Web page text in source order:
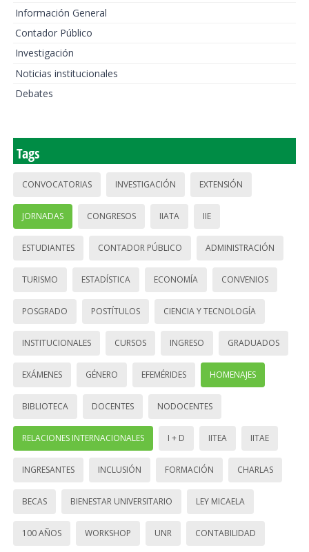
Información General
Contador Público
Investigación
Noticias institucionales
Debates
Tags
CONVOCATORIAS INVESTIGACIÓN EXTENSIÓN
JORNADAS CONGRESOS IIATA IIE
ESTUDIANTES CONTADOR PÚBLICO ADMINISTRACIÓN
TURISMO ESTADÍSTICA ECONOMÍA CONVENIOS
POSGRADO POSTÍTULOS CIENCIA Y TECNOLOGÍA
INSTITUCIONALES CURSOS INGRESO GRADUADOS
EXÁMENES GÉNERO EFEMÉRIDES HOMENAJES
BIBLIOTECA DOCENTES NODOCENTES
RELACIONES INTERNACIONALES I + D IITEA IITAE
INGRESANTES INCLUSIÓN FORMACIÓN CHARLAS
BECAS BIENESTAR UNIVERSITARIO LEY MICAELA
100 AÑOS WORKSHOP UNR CONTABILIDAD